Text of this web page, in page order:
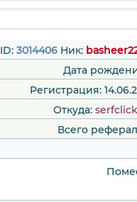
ID: 3014406 Ник:
Дата
Регистрация:
Откуда:
Всего